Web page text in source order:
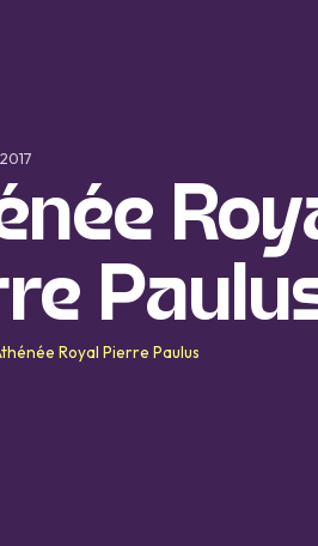
Royal Pierre Paulus